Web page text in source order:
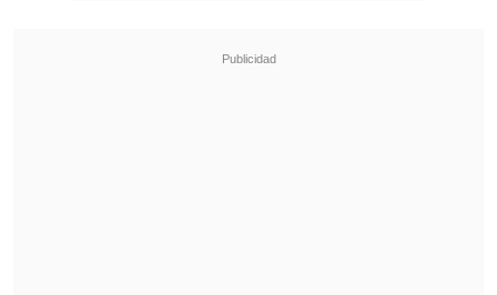
Rodríguez y el test de drogas